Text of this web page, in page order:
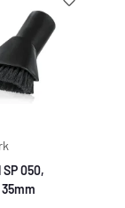
050,